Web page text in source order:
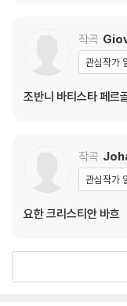
작곡
관심작가
조반니 바티스타 페
작곡
관심작가
요한 크리스티안 바흐